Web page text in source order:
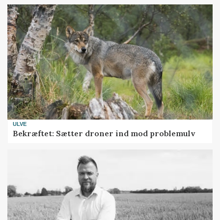
ULVE
Bekræftet: Sætter droner ind mod problemulv